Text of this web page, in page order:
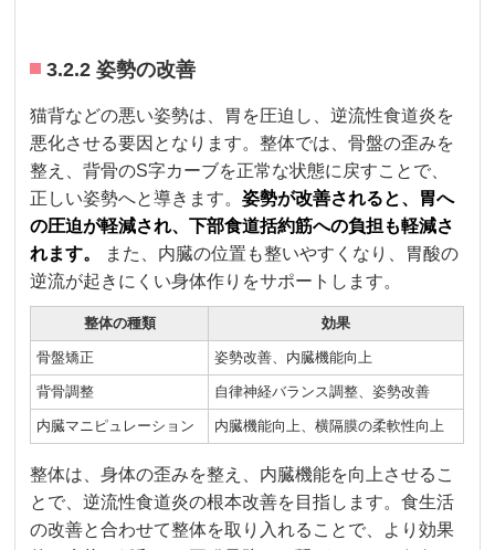
3.2.2 姿勢の改善
猫背などの悪い姿勢は、胃を圧迫し、逆流性食道炎を
悪化させる要因となります。整体では、骨盤の歪みを
整え、背骨のS字カーブを正常な状態に戻すことで、
正しい姿勢へと導きます。姿勢が改善されると、胃へ
の圧迫が軽減され、下部食道括約筋への負担も軽減さ
れます。
また、内臓の位置も整いやすくなり、胃酸の
逆流が起きにくい身体作りをサポートします。
整体の種類 効果
骨盤矯正 姿勢改善、内臓機能向上
背骨調整 自律神経バランス調整、姿勢改善
内臓マニピュレーション 内臓機能向上、横隔膜の柔軟性向上
整体は、身体の歪みを整え、内臓機能を向上させるこ
とで、逆流性食道炎の根本改善を目指します。食生活
の改善と合わせて整体を取り入れることで、より効果